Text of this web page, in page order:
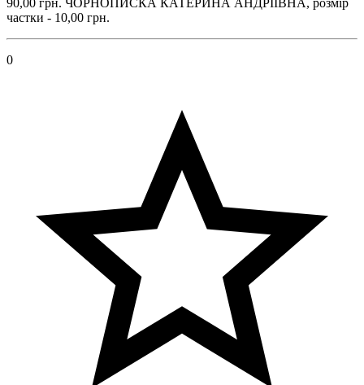
частки - 10,00 грн.
0